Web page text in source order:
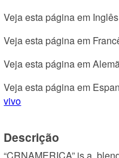
Veja esta página em
Veja esta página em
Veja esta página em
Veja esta página em
vivo
Descrição